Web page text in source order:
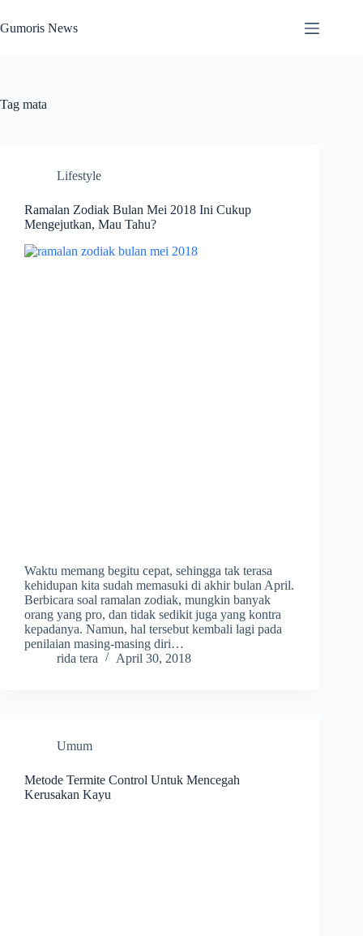
to
content
Gumoris News
Tag mata
Lifestyle
Ramalan Zodiak Bulan Mei 2018 Ini Cukup
Mengejutkan, Mau Tahu?
Waktu memang begitu cepat, sehingga tak terasa
kehidupan kita sudah memasuki di akhir bulan April.
Berbicara soal ramalan zodiak, mungkin banyak
orang yang pro, dan tidak sedikit juga yang kontra
kepadanya. Namun, hal tersebut kembali lagi pada
penilaian masing-masing diri…
rida tera
April 30, 2018
Umum
Metode Termite Control Untuk Mencegah
Kerusakan Kayu